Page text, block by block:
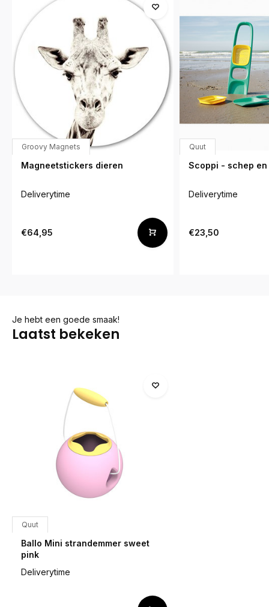
Groovy Magnets
Magneetstickers dieren
Deliverytime
€64,95
Quut
Scoppi - schep
Deliverytime
€23,50
Je hebt een goede smaak!
Laatst bekeken
Quut
Ballo Mini strandemmer sweet
pink
Deliverytime